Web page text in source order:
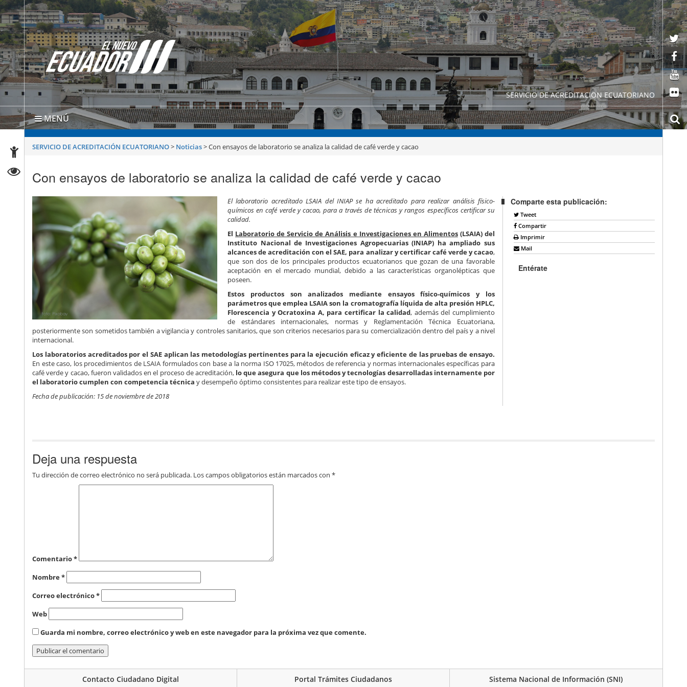
SERVICIO DE ACREDITACION ECUATORIANO
MENÚ
SERVICIO DE ACREDITACIÓN ECUATORIANO> Noticias>Con ensayos de laboratorio se analiza la calidad de café verde y cacao
Con ensayos de laboratorio se analiza la calidad de café verde y cacao
El laboratorio acreditado LSAIA del INIAP se ha acreditado para realizar análisis físico-
químicos en café verde y cacao, para a través de técnicas y rangos específicos certificar su
calidad.
El Laboratorio de Servicio de Análisis e Investigaciones en Alimentos(LSAIA) del
Instituto Nacional de Investigaciones Agropecuarias (INIAP) ha ampliado sus
alcances de acreditación con el SAE, para analizar y certificar café verde y cacao,
que son dos de los principales productos ecuatorianos que gozan de una favorable
aceptación en el mercado mundial, debido a las características organolépticas que
poseen.
Estos productos son analizados mediante ensayos físico-químicos y los
parámetros que emplea LSAIA son la cromatografía líquida de alta presión HPLC,
Florescencia y Ocratoxina A, para certificar la calidad, además del cumplimiento
de estándares internacionales, normas y Reglamentación Técnica Ecuatoriana,
posteriormente son sometidos también a vigilancia y controles sanitarios, que son criterios necesarios para su comercialización dentro del país y a nivel
internacional.
Los laboratorios acreditados por el SAE aplican las metodologías pertinentes para la ejecución eficaz y eficiente de las pruebas de ensayo.
En este caso, los procedimientos de LSAIA formulados con base a la norma ISO 17025, métodos de referencia y normas internacionales específicas para
café verde y cacao, fueron validados en el proceso de acreditación, lo que asegura que los métodos y tecnologías desarrolladas internamente por
el laboratorio cumplen con competencia técnica y desempeño óptimo consistentes para realizar este tipo de ensayos.
Fecha de publicación: 15 de noviembre de 2018
Comparte esta publicación:
Tweet
Compartir
Imprimir
Mail
Entérate
Deja una respuesta
Tu dirección de correo electrónico no será publicada. Los campos obligatorios están marcados con*
Comentario*
Nombre*
Correo electrónico*
Web
Guarda mi nombre, correo electrónico y web en este navegador para la próxima vez que comente.
Contacto Ciudadano Digital Portal Trámites Ciudadanos Sistema Nacional de Información (SNI)